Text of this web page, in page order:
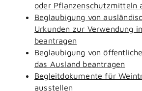
oder Pflanzenschutzmitteln
Beglaubigung von
Urkunden zur Verwendung
beantragen
Beglaubigung von
das Ausland beantragen
Begleitdokumente für
ausstellen